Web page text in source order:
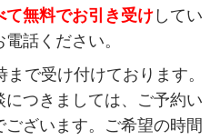
無料でお引き受けしてい
話ください。
で受け付けております。
につきましては、ご予約い
ざいます。ご希望の時間